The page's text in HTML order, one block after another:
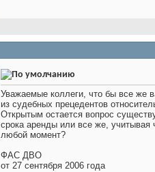
Уважаемые коллеги, что бы все же
из судебных прецедентов
Открытым остается вопрос
срока аренды или все же, учитывая
любой момент?
ФАС ДВО
от 27 сентября 2006 года